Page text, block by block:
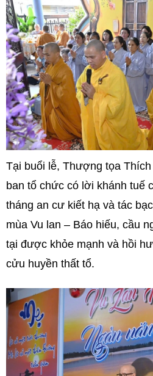
Tại buổi lễ, Thượng tọa
ban tổ chức có lời khánh tuế
tháng an cư kiết hạ và tác
mùa Vu lan – Báo hiếu, cầu
tại được khỏe mạnh và hồi
cửu huyền thất tổ.